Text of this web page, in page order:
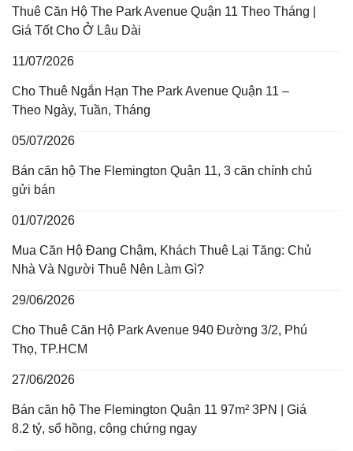
Thuê Căn Hộ The Park Avenue Quận 11 Theo Tháng |
Giá Tốt Cho Ở Lâu Dài
11/07/2026
Cho Thuê Ngắn Hạn The Park Avenue Quận 11 –
Theo Ngày, Tuần, Tháng
05/07/2026
Bán căn hộ The Flemington Quận 11, 3 căn chính chủ
gửi bán
01/07/2026
Mua Căn Hộ Đang Chậm, Khách Thuê Lại Tăng: Chủ
Nhà Và Người Thuê Nên Làm Gì?
29/06/2026
Cho Thuê Căn Hộ Park Avenue 940 Đường 3/2, Phú
Thọ, TP.HCM
27/06/2026
Bán căn hộ The Flemington Quận 11 97m² 3PN | Giá
8.2 tỷ, sổ hồng, công chứng ngay